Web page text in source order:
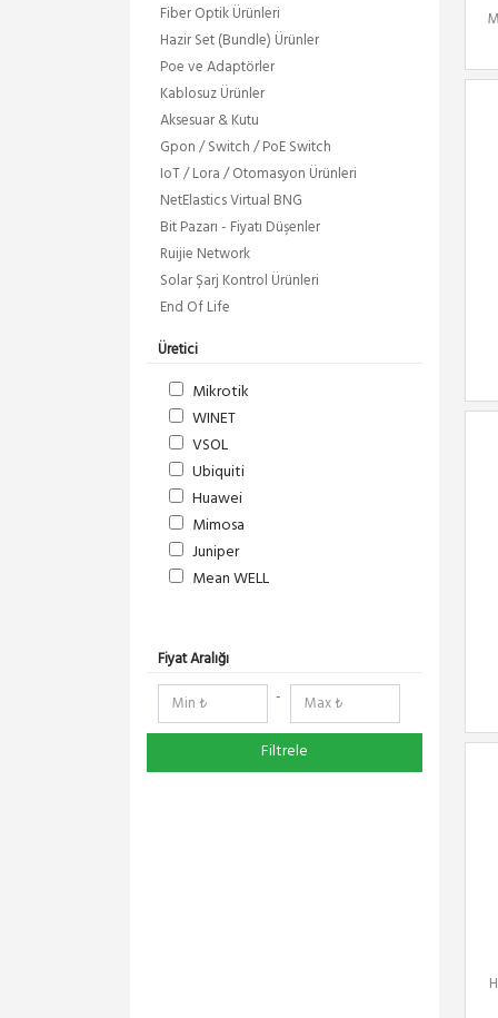
Fiber Optik Ürünleri
Hazir Set (Bundle) Ürünler
Poe ve Adaptörler
Kablosuz Ürünler
Aksesuar & Kutu
Gpon / Switch / PoE Switch
IoT / Lora / Otomasyon Ürünleri
NetElastics Virtual BNG
Bit Pazarı - Fiyatı Düşenler
Ruijie Network
Solar Şarj Kontrol Ürünleri
End Of Life
Üretici
Mikrotik
WINET
VSOL
Ubiquiti
Huawei
Mimosa
Juniper
Mean WELL
RF Elements
RedLine
NetElastic
Paessler
TENDA
Fiyat Aralığı
-
Filtrele